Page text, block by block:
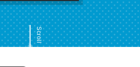
Scroll